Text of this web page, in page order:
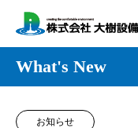
What's New
お知らせ